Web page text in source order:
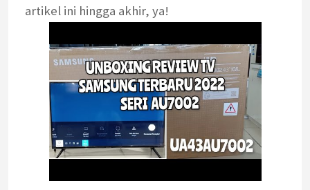
artikel ini hingga akhir, ya!